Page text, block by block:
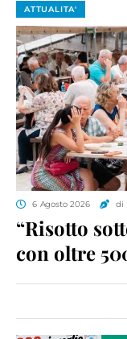
ATTUALITA'
6 Agosto 2026 di
“Risotto
con oltre